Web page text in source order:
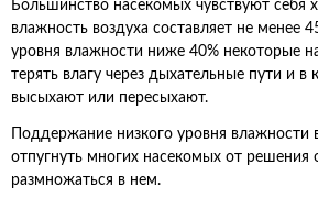
Большинство насекомых чувствуют себя
влажность воздуха составляет не менее
уровня влажности ниже 40% некоторые
терять влагу через дыхательные пути и в
высыхают или пересыхают.
Поддержание низкого уровня
отпугнуть многих насекомых от решения
размножаться в нем.